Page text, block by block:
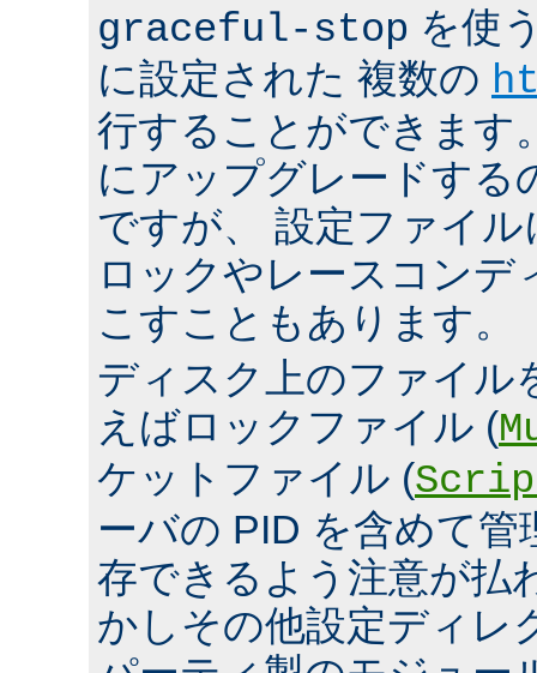
graceful-stop を使
に設定された 複数の
行することができます
にアップグレードする
ですが、 設定ファイ
ロックやレースコンデ
こすこともあります。
ディスク上のファイル
えばロックファイル (
ケットファイル (
ーバの PID を含めて
存できるよう注意が払
かしその他設定ディレ